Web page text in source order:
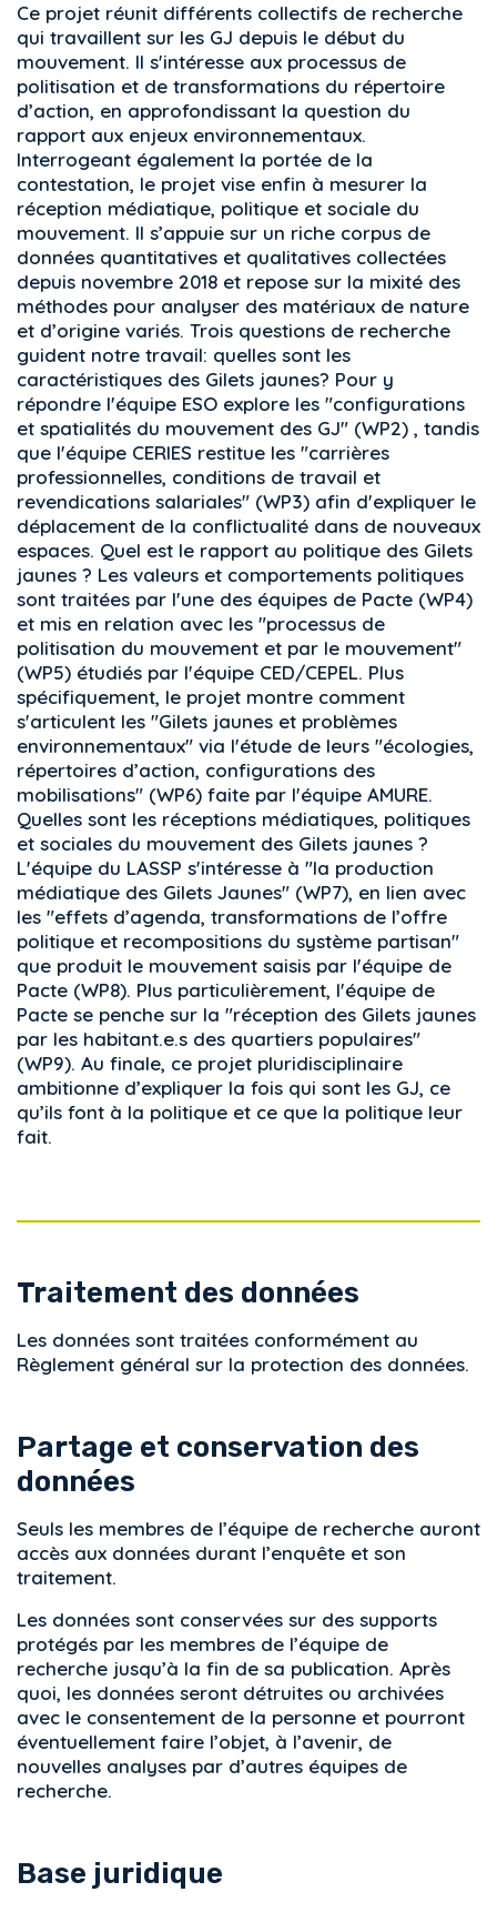
Ce projet réunit différents collectifs de recherche
qui travaillent sur les GJ depuis le début du
mouvement. Il s'intéresse aux processus de
politisation et de transformations du répertoire
d’action, en approfondissant la question du
rapport aux enjeux environnementaux.
Interrogeant également la portée de la
contestation, le projet vise enfin à mesurer la
réception médiatique, politique et sociale du
mouvement. Il s’appuie sur un riche corpus de
données quantitatives et qualitatives collectées
depuis novembre 2018 et repose sur la mixité des
méthodes pour analyser des matériaux de nature
et d’origine variés. Trois questions de recherche
guident notre travail: quelles sont les
caractéristiques des Gilets jaunes? Pour y
répondre l'équipe ESO explore les "configurations
et spatialités du mouvement des GJ" (WP2) , tandis
que l'équipe CERIES restitue les "carrières
professionnelles, conditions de travail et
revendications salariales" (WP3) afin d'expliquer le
déplacement de la conflictualité dans de nouveaux
espaces. Quel est le rapport au politique des Gilets
jaunes ? Les valeurs et comportements politiques
sont traitées par l'une des équipes de Pacte (WP4)
et mis en relation avec les "processus de
politisation du mouvement et par le mouvement"
(WP5) étudiés par l'équipe CED/CEPEL. Plus
spécifiquement, le projet montre comment
s'articulent les "Gilets jaunes et problèmes
environnementaux" via l'étude de leurs "écologies,
répertoires d’action, configurations des
mobilisations" (WP6) faite par l'équipe AMURE.
Quelles sont les réceptions médiatiques, politiques
et sociales du mouvement des Gilets jaunes ?
L'équipe du LASSP s'intéresse à "la production
médiatique des Gilets Jaunes" (WP7), en lien avec
les "effets d’agenda, transformations de l’offre
politique et recompositions du système partisan"
que produit le mouvement saisis par l'équipe de
Pacte (WP8). Plus particulièrement, l'équipe de
Pacte se penche sur la "réception des Gilets jaunes
par les habitant.e.s des quartiers populaires"
(WP9). Au finale, ce projet pluridisciplinaire
ambitionne d’expliquer la fois qui sont les GJ, ce
qu’ils font à la politique et ce que la politique leur
fait.
Traitement des données
Les données sont traitées conformément au
Règlement général sur la protection des données.
Partage et conservation des
données
Seuls les membres de l’équipe de recherche auront
accès aux données durant l’enquête et son
traitement.
Les données sont conservées sur des supports
protégés par les membres de l’équipe de
recherche jusqu’à la fin de sa publication. Après
quoi, les données seront détruites ou archivées
avec le consentement de la personne et pourront
éventuellement faire l’objet, à l’avenir, de
nouvelles analyses par d’autres équipes de
recherche.
Base juridique